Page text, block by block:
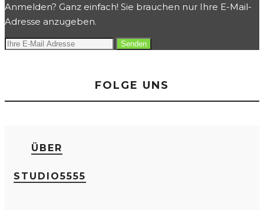
Anmelden? Ganz einfach! Sie brauchen nur Ihre E-Mail-
Adresse anzugeben.
FOLGE UNS
ÜBER
STUDIO5555